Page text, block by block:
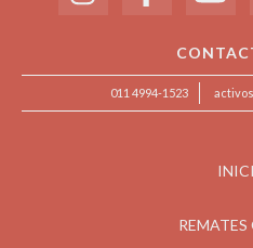
011 4994-1523
REMATES